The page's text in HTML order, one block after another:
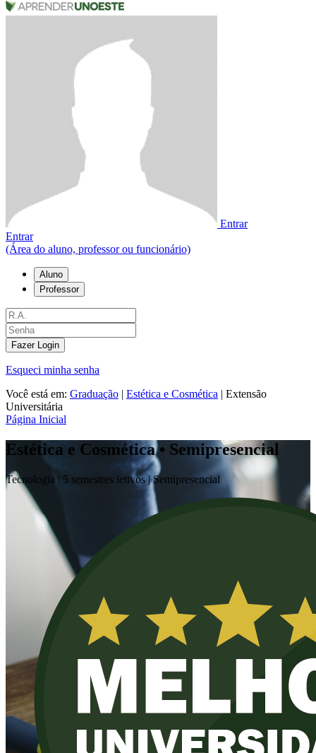
Entrar
Entrar
(Área do aluno, professor ou funcionário)
Aluno
Professor
Fazer Login
Esqueci minha senha
Você está em: Graduação | Estética e Cosmética | Extensão
Universitária
Página Inicial
Estética e Cosmética • Semipresencial
Tecnologia | 5 semestres letivos |Semipresencial